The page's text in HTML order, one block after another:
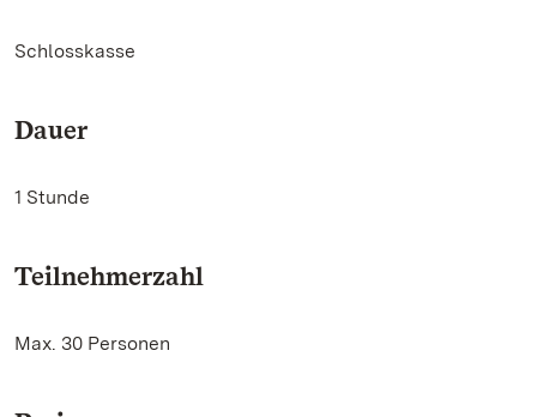
Schlosskasse
Dauer
1 Stunde
Teilnehmerzahl
Max. 30 Personen